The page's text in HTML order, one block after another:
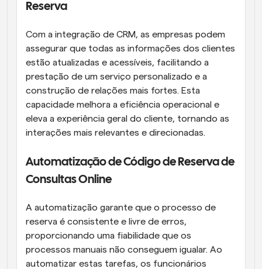
Reserva
Com a integração de CRM, as empresas podem
assegurar que todas as informações dos clientes
estão atualizadas e acessíveis, facilitando a
prestação de um serviço personalizado e a
construção de relações mais fortes. Esta
capacidade melhora a eficiência operacional e
eleva a experiência geral do cliente, tornando as
interações mais relevantes e direcionadas.
Automatização de Código de Reserva de
Consultas Online
A automatização garante que o processo de
reserva é consistente e livre de erros,
proporcionando uma fiabilidade que os
processos manuais não conseguem igualar. Ao
automatizar estas tarefas, os funcionários